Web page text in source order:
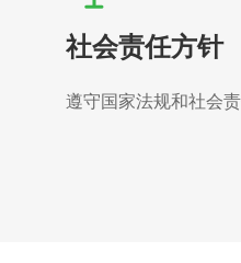
社会责任方针
遵守国家法规和社会